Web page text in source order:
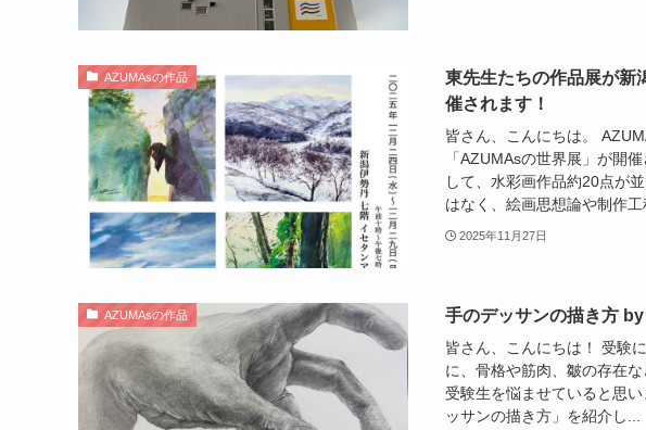
AZUMAsの作品
東先生たちの作品展が新
催されます！
皆さん、こんにちは。
「AZUMAsの世界展」が開
して、水彩画作品約20点が
はなく、絵画思想論や制作工
2025年11月27日
AZUMAsの作品 手のデッサンの描き方
皆さん、こんにちは！ 受験
に、骨格や筋肉、皺の存在
受験生を悩ませていると思
ッサンの描き方」を紹介し...